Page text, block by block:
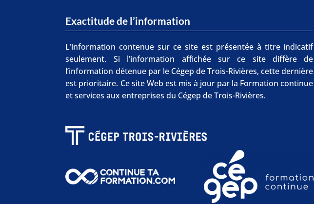
Exactitude de l’information
L’information contenue sur ce site est présentée à titre indicatif
seulement. Si l’information affichée sur ce site diffère de
l’information détenue par le Cégep de Trois-Rivières, cette dernière
est prioritaire. Ce site Web est mis à jour par la Formation continue
et services aux entreprises du Cégep de Trois-Rivières.